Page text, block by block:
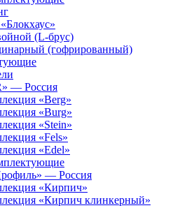
(L-брус)
(гофрированный)
— Россия
«Berg»
«Burg»
«Stein»
«Fels»
«Edel»
— Россия
«Кирпич»
«Кирпич клинкерный»